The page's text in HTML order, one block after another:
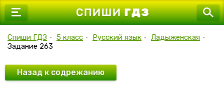
7 класс
9 класс
10 класс
Спиши ГДЗ • 5 класс • Русский язык • Ладыженская •
Задание 263
Назад к содрежанию